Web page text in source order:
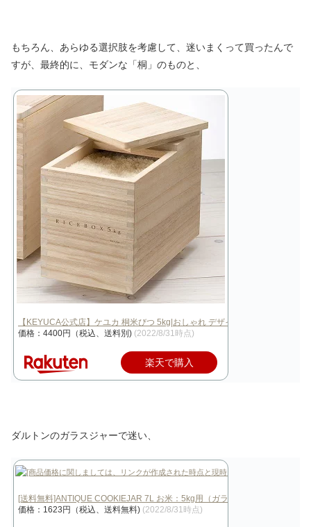
もちろん、あらゆる選択肢を考慮して、迷いまくって買ったんで
すが、最終的に、モダンな「桐」のものと、
【KEYUCA公式店】ケユカ 桐米びつ 5kg|おしゃれ デザイン シンプル モ…
価格：4400円（税込、送料別) (2022/8/31時点)
楽天で購入
ダルトンのガラスジャーで迷い、
[送料無料]ANTIQUE COOKIEJAR 7L お米：5kg用（ガラス容器…
価格：1623円（税込、送料無料) (2022/8/31時点)